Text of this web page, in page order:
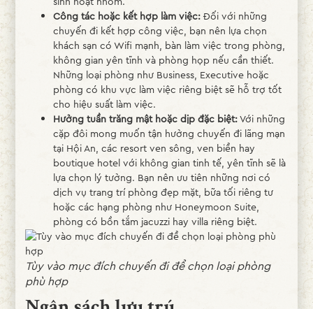
Công tác hoặc kết hợp làm việc:Đối với những
chuyến đi kết hợp công việc, bạn nên lựa chọn
khách sạn có Wifi mạnh, bàn làm việc trong phòng,
không gian yên tĩnh và phòng họp nếu cần thiết.
Những loại phòng như Business, Executive hoặc
phòng có khu vực làm việc riêng biệt sẽ hỗ trợ tốt
cho hiệu suất làm việc.
Hưởng tuần trăng mật hoặc dịp đặc biệt:Với những
cặp đôi mong muốn tận hưởng chuyến đi lãng mạn
tại Hội An, các resort ven sông, ven biển hay
boutique hotel với không gian tinh tế, yên tĩnh sẽ là
lựa chọn lý tưởng. Bạn nên ưu tiên những nơi có
dịch vụ trang trí phòng đẹp mặt, bữa tối riêng tư
hoặc các hạng phòng như Honeymoon Suite,
phòng có bồn tắm jacuzzi hay villa riêng biệt.
Tùy vào mục đích chuyến đi để chọn loại phòng
phù hợp